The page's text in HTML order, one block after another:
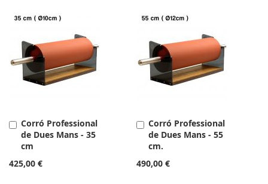
LLISTA
DE
LA
LLISTA
DE
DESITJOS
COMPARAR
Corró Professional
de Dues Mans - 35
cm
425,00 €
Afegir
a
la
cistella
Corró Professional
de Dues Mans - 55
cm.
490,00 €
Afegir
a
la
cistella